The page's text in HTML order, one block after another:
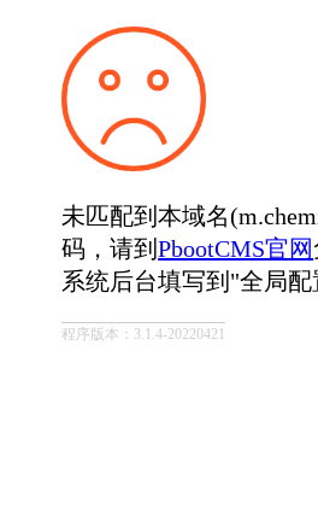
未匹配到本域名
码，请到PbootCMS官网
系统后台填写到"全局配
程序版本：3.1.4-20220421